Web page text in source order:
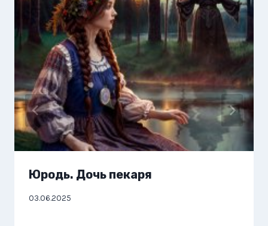
Юродь. Дочь пекаря
03.06.2025